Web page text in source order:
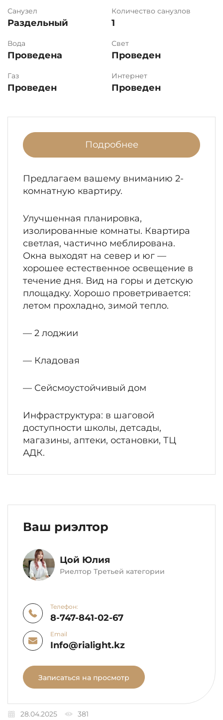
Санузел
Раздельный
Количество санузлов
1
Вода
Проведена
Свет
Проведен
Газ
Проведен
Интернет
Проведен
Подробнее
Предлагаем вашему вниманию 2-
комнатную квартиру.
Улучшенная планировка,
изолированные комнаты. Квартира
светлая, частично меблирована.
Окна выходят на север и юг —
хорошее естественное освещение в
течение дня. Вид на горы и детскую
площадку. Хорошо проветривается:
летом прохладно, зимой тепло.
— 2 лоджии
— Кладовая
— Сейсмоустойчивый дом
Инфраструктура: в шаговой
доступности школы, детсады,
магазины, аптеки, остановки, ТЦ
АДК.
Ваш риэлтор
Цой Юлия
Риелтор Третьей категории
Телефон:
8-747-841-02-67
Email
Info@rialight.kz
Записаться на просмотр
28.04.2025 381